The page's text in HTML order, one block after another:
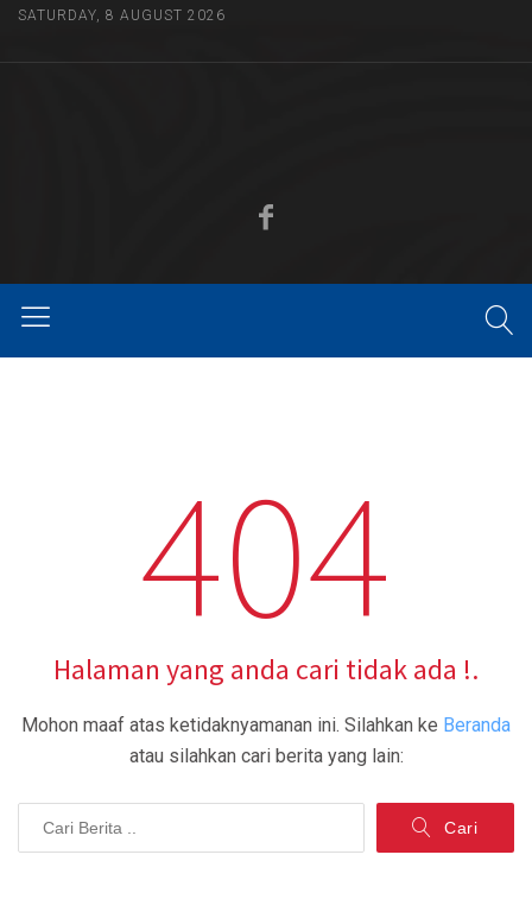
SATURDAY, 8 AUGUST 2026
404
Halaman yang anda cari tidak ada !.
Mohon maaf atas ketidaknyamanan ini. Silahkan ke Beranda
atau silahkan cari berita yang lain:
Cari